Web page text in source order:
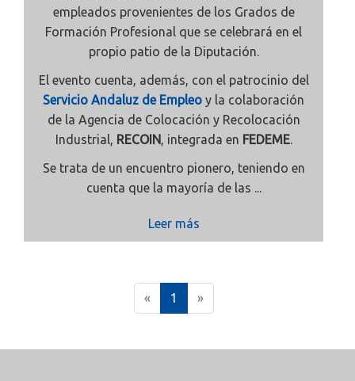
empleados provenientes de los Grados de
Formación Profesional que se celebrará en el
propio patio de la Diputación.
El evento cuenta, además, con el patrocinio del
Servicio Andaluz de Empleo y la colaboración
de la Agencia de Colocación y Recolocación
Industrial, RECOIN, integrada en FEDEME.
Se trata de un encuentro pionero, teniendo en
cuenta que la mayoría de las ...
Leer más
« 1
c
»